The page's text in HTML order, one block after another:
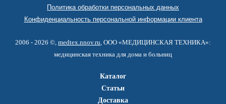
Политика обработки персональных данных
Конфиденциальность персональной информации клиента
2006 - 2026 ©, medtex.nnov.ru , ООО «МЕДИЦИНСКАЯ ТЕХНИКА»:
медицинская техника для дома и больниц
Каталог
Статьи
Доставка